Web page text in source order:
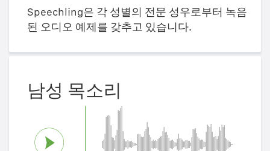
Speechling은 각 성별의 전문 성우로부터 녹음
된 오디오 예제를 갖추고 있습니다.
남성 목소리